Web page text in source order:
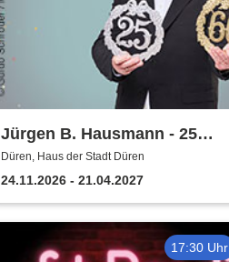
Jürgen B. Hausmann - 25
Jahre - Dat is e Ding!
Düren, Haus der Stadt Düren
24.11.2026 - 21.04.2027
17:30 Uhr